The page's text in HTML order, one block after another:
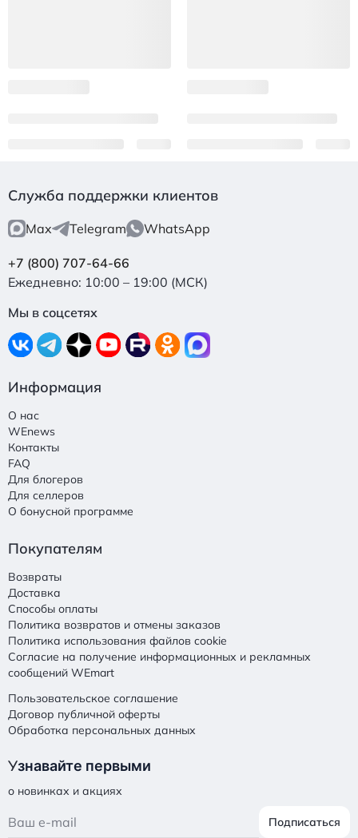
Служба поддержки клиентов
Max Telegram WhatsApp
+7 (800) 707-64-66
Ежедневно: 10:00 – 19:00 (МСК)
Мы в соцсетях
Информация
О нас
WEnews
Контакты
FAQ
Для блогеров
Для селлеров
О бонусной программе
Покупателям
Возвраты
Доставка
Способы оплаты
Политика возвратов и отмены заказов
Политика использования файлов cookie
Согласие на получение информационных и рекламных
сообщений WEmart
Пользовательское соглашение
Договор публичной оферты
Обработка персональных данных
Узнавайте первыми
о новинках и акциях
Подписаться